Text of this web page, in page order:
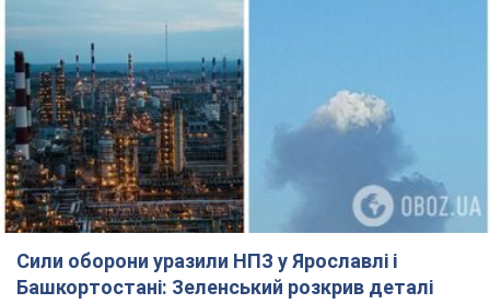
Сили оборони уразили НПЗ у Ярославлі і
Башкортостані: Зеленський розкрив деталі